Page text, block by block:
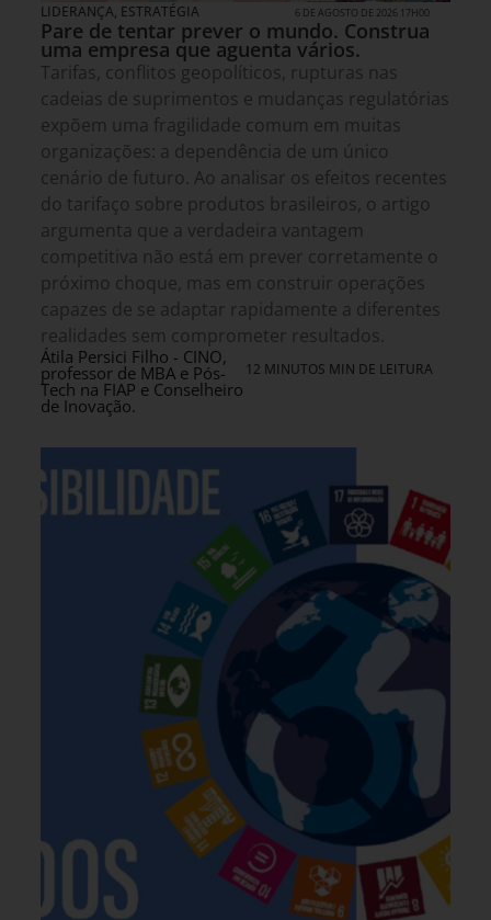
LIDERANÇA, ESTRATÉGIA 6 DE AGOSTO DE 2026 17H00
Pare de tentar prever o mundo. Construa
uma empresa que aguenta vários.
Tarifas, conflitos geopolíticos, rupturas nas
cadeias de suprimentos e mudanças regulatórias
expõem uma fragilidade comum em muitas
organizações: a dependência de um único
cenário de futuro. Ao analisar os efeitos recentes
do tarifaço sobre produtos brasileiros, o artigo
argumenta que a verdadeira vantagem
competitiva não está em prever corretamente o
próximo choque, mas em construir operações
capazes de se adaptar rapidamente a diferentes
realidades sem comprometer resultados.
Átila Persici Filho - CINO,
professor de MBA e Pós-
Tech na FIAP e Conselheiro
de Inovação.
12 MINUTOS MIN DE LEITURA